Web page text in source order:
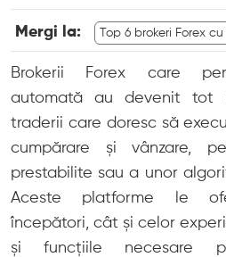
Mergi la: Top 6 brokeri Forex
Brokerii Forex care
automată au devenit tot
traderii care doresc să
cumpărare și vânzare,
prestabilite sau a unor
Aceste platforme le
începători, cât și celor
și funcțiile necesare